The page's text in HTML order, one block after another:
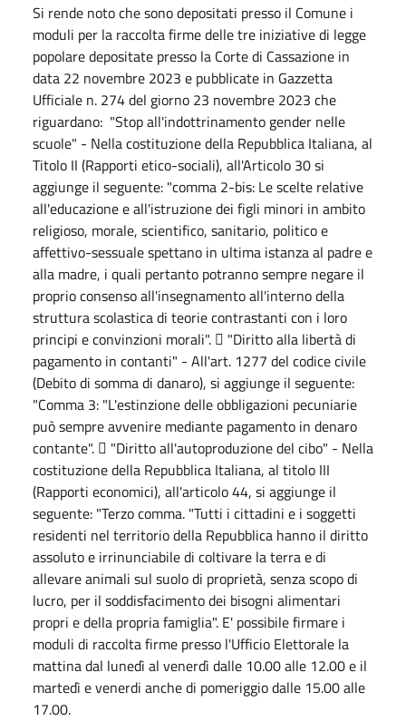
Si rende noto che sono depositati presso il Comune i
moduli per la raccolta firme delle tre iniziative di legge
popolare depositate presso la Corte di Cassazione in
data 22 novembre 2023 e pubblicate in Gazzetta
Ufficiale n. 274 del giorno 23 novembre 2023 che
riguardano: "Stop all'indottrinamento gender nelle
scuole" - Nella costituzione della Repubblica Italiana, al
Titolo II (Rapporti etico-sociali), all'Articolo 30 si
aggiunge il seguente: "comma 2-bis: Le scelte relative
all'educazione e all'istruzione dei figli minori in ambito
religioso, morale, scientifico, sanitario, politico e
affettivo-sessuale spettano in ultima istanza al padre e
alla madre, i quali pertanto potranno sempre negare il
proprio consenso all'insegnamento all'interno della
struttura scolastica di teorie contrastanti con i loro
principi e convinzioni morali".  "Diritto alla libertà di
pagamento in contanti" - All'art. 1277 del codice civile
(Debito di somma di danaro), si aggiunge il seguente:
"Comma 3: "L'estinzione delle obbligazioni pecuniarie
può sempre avvenire mediante pagamento in denaro
contante".  "Diritto all'autoproduzione del cibo" - Nella
costituzione della Repubblica Italiana, al titolo III
(Rapporti economici), all'articolo 44, si aggiunge il
seguente: "Terzo comma. "Tutti i cittadini e i soggetti
residenti nel territorio della Repubblica hanno il diritto
assoluto e irrinunciabile di coltivare la terra e di
allevare animali sul suolo di proprietà, senza scopo di
lucro, per il soddisfacimento dei bisogni alimentari
propri e della propria famiglia". E' possibile firmare i
moduli di raccolta firme presso l'Ufficio Elettorale la
mattina dal lunedì al venerdì dalle 10.00 alle 12.00 e il
martedì e venerdi anche di pomeriggio dalle 15.00 alle
17.00.